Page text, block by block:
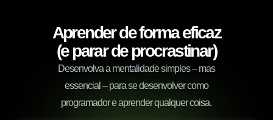
Aprender de forma eficaz
(e parar de procrastinar)
Desenvolva a mentalidade simples – mas
essencial – para se desenvolver como
programador e aprender qualquer coisa.